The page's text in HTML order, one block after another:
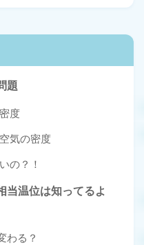
題
度
気の密度
の？！
当温位は知ってるよ
わる？